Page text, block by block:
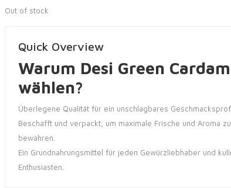
Out of stock
Quick Overview
Warum Desi Green
wählen?
Überlegene Qualität für ein unschlagbares
Beschafft und verpackt, um maximale Frische und Aroma zu
bewahren.
Ein Grundnahrungsmittel für jeden Gewürzliebhaber und
Enthusiasten.